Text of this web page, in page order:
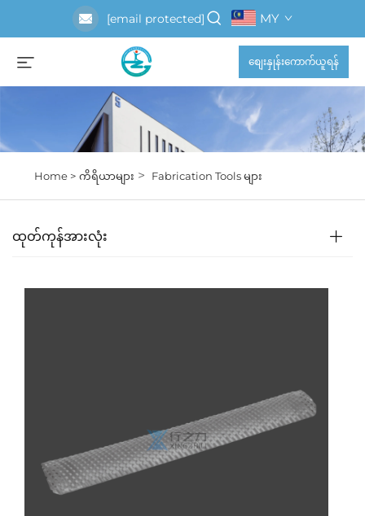
[email protected] MY
စျေးနှုန်းကောက်ယူရန်
Home > ကိရိယာများ > Fabrication Tools များ
ထုတ်ကုန်အားလုံး